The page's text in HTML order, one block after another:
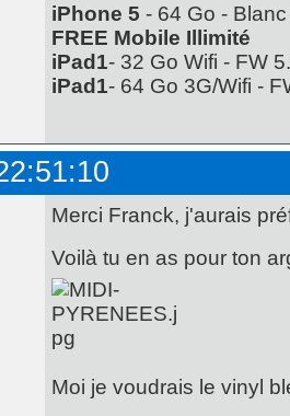
iPhone 5 - 64 Go -
FREE Mobile Illimité
iPad1- 32 Go Wifi - FW
iPad1- 64 Go 3G/Wifi -
Merci Franck, j'aurais
Voilà tu en as pour ton
Moi je voudrais le vinyl